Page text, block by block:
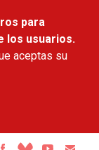
para
los usuarios.
aceptas su